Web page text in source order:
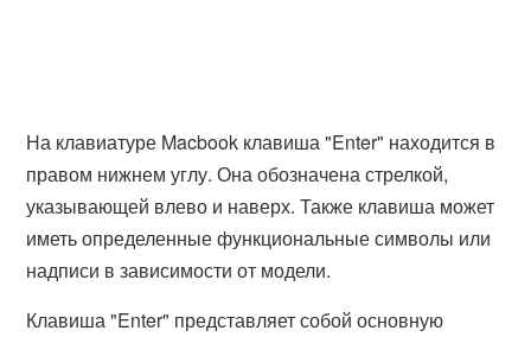
На клавиатуре Macbook клавиша "Enter" находится в
правом нижнем углу. Она обозначена стрелкой,
указывающей влево и наверх. Также клавиша может
иметь определенные функциональные символы или
надписи в зависимости от модели.
Клавиша "Enter" представляет собой основную